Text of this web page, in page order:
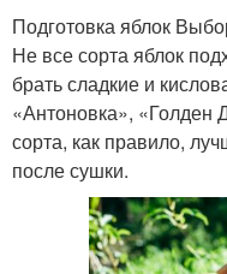
Подготовка яблок
Не все сорта яблок
брать сладкие и
«Антоновка», «Голден
сорта, как правило,
после сушки.